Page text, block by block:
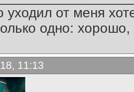
уходил от меня
одно:
11:13